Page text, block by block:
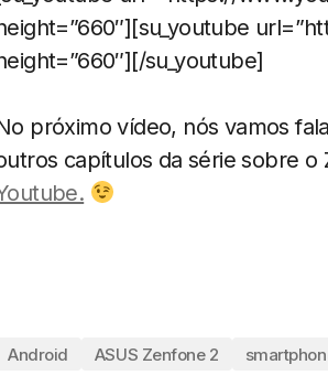
su_youtube]
próximo vídeo, nós vamos
capítulos da série sobre o
Android ASUS Zenfone 2